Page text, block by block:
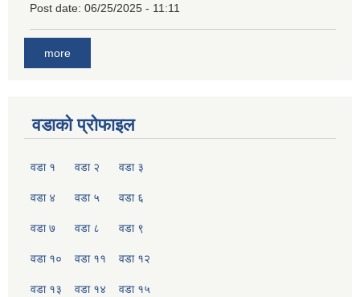
Post date: 06/25/2025 - 11:11
more
वडाको प्रोफाइल
वडा १ वडा २ वडा ३
वडा ४ वडा ५ वडा ६
वडा ७ वडा ८ वडा ९
वडा १० वडा ११ वडा १२
वडा १३ वडा १४ वडा १५